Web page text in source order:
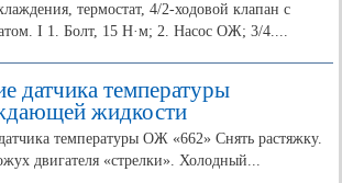
термостат, 4/2-ходовой клапан с
I 1. Болт, 15 Н·м; 2. Насос ОЖ; 3/4....
датчика температуры
жидкости
температуры ОЖ «662» Снять растяжку.
двигателя «стрелки». Холодный...